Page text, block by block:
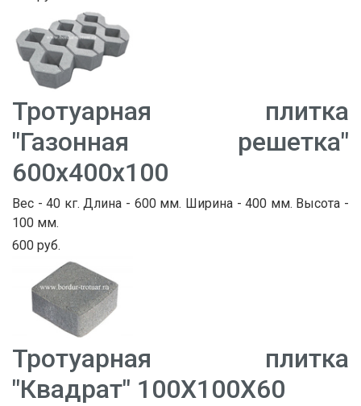
Тротуарная плитка
"Газонная решетка"
600х400х100
Вес - 40 кг. Длина - 600 мм. Ширина - 400 мм. Высота -
100 мм.
600 руб.
Тротуарная плитка
"Квадрат" 100Х100Х60